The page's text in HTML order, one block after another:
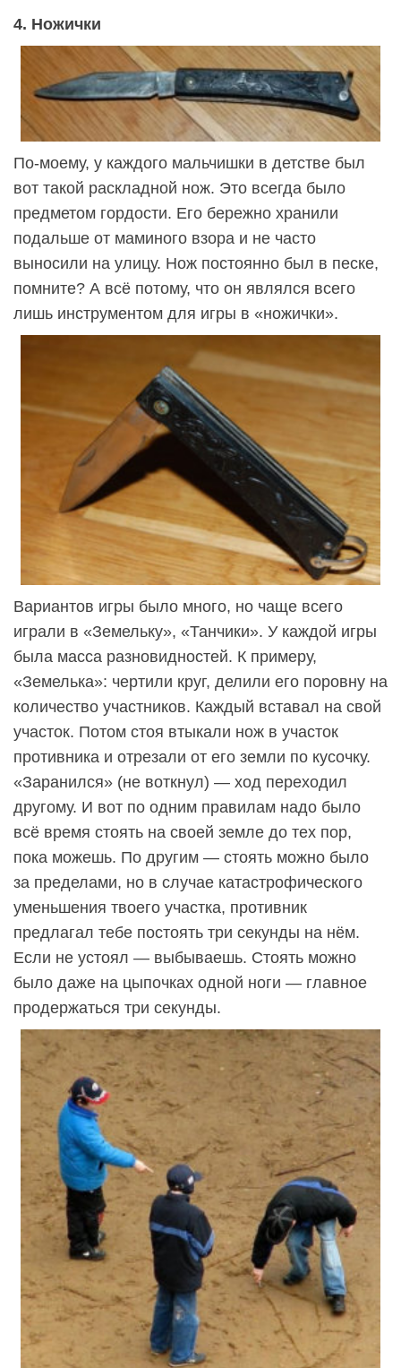
4. Ножички
По-моему, у каждого мальчишки в детстве был
вот такой раскладной нож. Это всегда было
предметом гордости. Его бережно хранили
подальше от маминого взора и не часто
выносили на улицу. Нож постоянно был в песке,
помните? А всё потому, что он являлся всего
лишь инструментом для игры в «ножички».
Вариантов игры было много, но чаще всего
играли в «Земельку», «Танчики». У каждой игры
была масса разновидностей. К примеру,
«Земелька»: чертили круг, делили его поровну на
количество участников. Каждый вставал на свой
участок. Потом стоя втыкали нож в участок
противника и отрезали от его земли по кусочку.
«Заранился» (не воткнул) — ход переходил
другому. И вот по одним правилам надо было
всё время стоять на своей земле до тех пор,
пока можешь. По другим — стоять можно было
за пределами, но в случае катастрофического
уменьшения твоего участка, противник
предлагал тебе постоять три секунды на нём.
Если не устоял — выбываешь. Стоять можно
было даже на цыпочках одной ноги — главное
продержаться три секунды.